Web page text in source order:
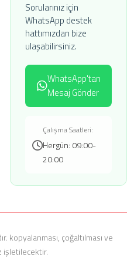
Sorularınız için
WhatsApp destek
hattımızdan bize
ulaşabilirsiniz.
WhatsApp'tan
Mesaj Gönder
Çalışma Saatleri:
Hergün: 09:00-
20:00
kopyalanması, çoğaltılması ve
işletilecektir.